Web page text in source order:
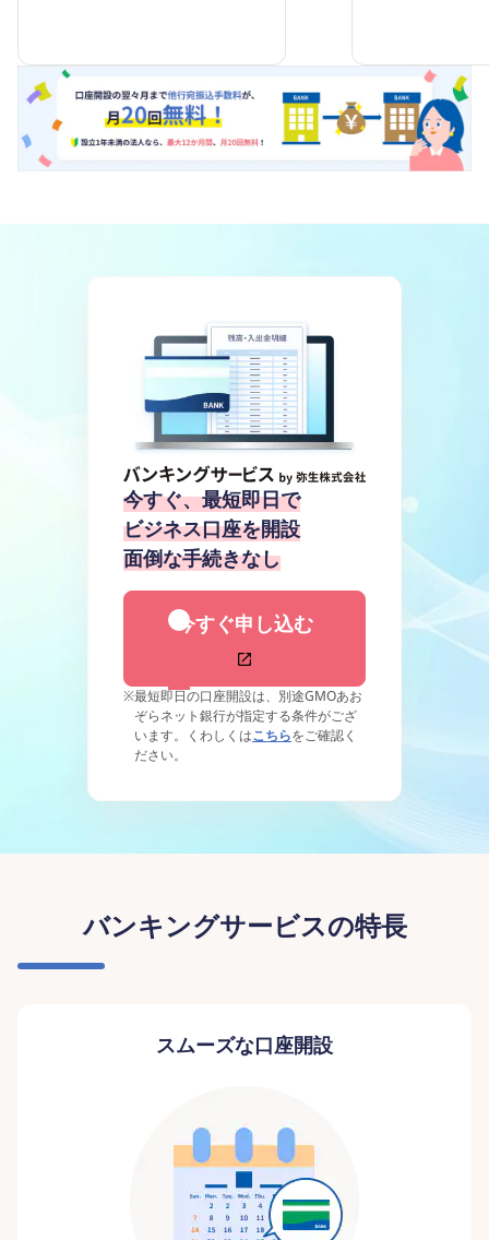
今すぐ、最短即日で
ビジネス口座を開設
面倒な手続きなし
今すぐ申し込む
※最短即日の口座開設は、別途GMOあお
ぞらネット銀行が指定する条件がござ
います。くわしくはこちらをご確認く
ださい。
バンキングサービスの特長
スムーズな口座開設